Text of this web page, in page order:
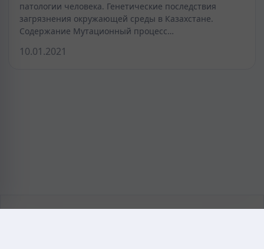
патологии человека. Генетические последствия
загрязнения окружающей среды в Казахстане.
Содержание Мутационный процесс…
10.01.2021
KAZMEDIC.ORG